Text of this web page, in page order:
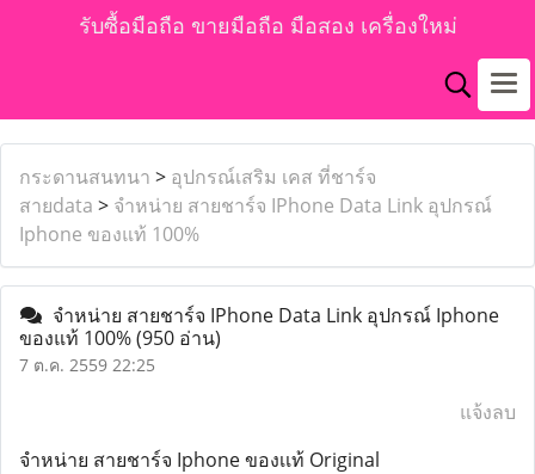
รับซื้อมือถือ ขายมือถือ มือสอง เครื่องใหม่
กระดานสนทนา > อุปกรณ์เสริม เคส ที่ชาร์จ
สายdata > จำหน่าย สายชาร์จ IPhone Data Link อุปกรณ์
Iphone ของแท้ 100%
จำหน่าย สายชาร์จ IPhone Data Link อุปกรณ์ Iphone
ของแท้ 100%(950 อ่าน)
7 ต.ค. 2559 22:25
แจ้งลบ
จำหน่าย สายชาร์จ Iphone ของเเท้ Original